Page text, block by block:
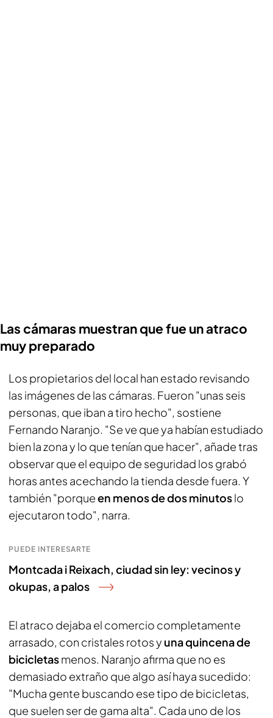
Las cámaras muestran que fue un atraco
muy preparado
Los propietarios del local han estado revisando
las imágenes de las cámaras. Fueron "unas seis
personas, que iban a tiro hecho", sostiene
Fernando Naranjo. "Se ve que ya habían estudiado
bien la zona y lo que tenían que hacer", añade tras
observar que el equipo de seguridad los grabó
horas antes acechando la tienda desde fuera. Y
también "porqueen menos de dos minutoslo
ejecutaron todo", narra.
PUEDE INTERESARTE
Montcada i Reixach, ciudad sin ley: vecinos y
okupas, a palos
El atraco dejaba el comercio completamente
arrasado, con cristales rotos y una quincena de
bicicletasmenos. Naranjo afirma que no es
demasiado extraño que algo así haya sucedido:
"Mucha gente buscando ese tipo de bicicletas,
que suelen ser de gama alta". Cada uno de los